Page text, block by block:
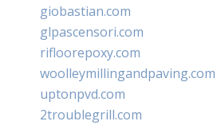
giobastian.com
glpascensori.com
rifloorepoxy.com
woolleymillingandpaving.com
uptonpvd.com
2troublegrill.com